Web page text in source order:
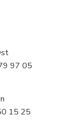
97 05
15 25